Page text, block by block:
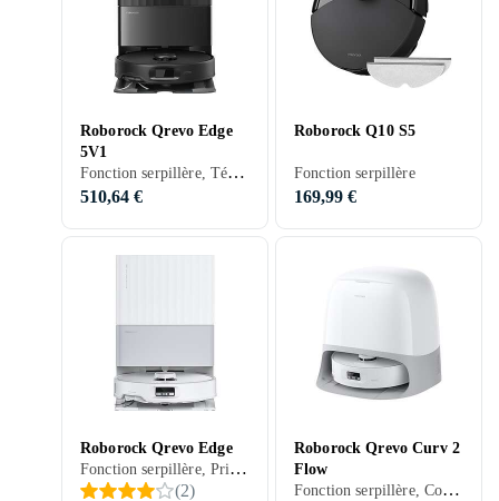
Roborock Qrevo Edge
5V1
Fonction serpillère, Télécommande, Stationnement automatique, Nettoyage des bords, Station d'accueil, 240 min, 69 dB, Vidage automatique
510,64 €
Roborock Q10 S5
Fonction serpillère
169,99 €
Roborock Qrevo Edge
Fonction serpillère, Prise en charge programmation, Détection d'escaliers, Stationnement automatique, Mur virtuel (barrière), Contrôle via application, Station d'accueil, 63 dB, Vidage automatique
(2)
Roborock Qrevo Curv 2
Flow
Fonction serpillère, Contrôle vocal, Détection d'escaliers, Stationnement automatique, Contrôle via application, Séchage automatique de la serpillière, Station d'accueil, 240 min, Sols durs, Tapis, 65 dB, Vidage automatique